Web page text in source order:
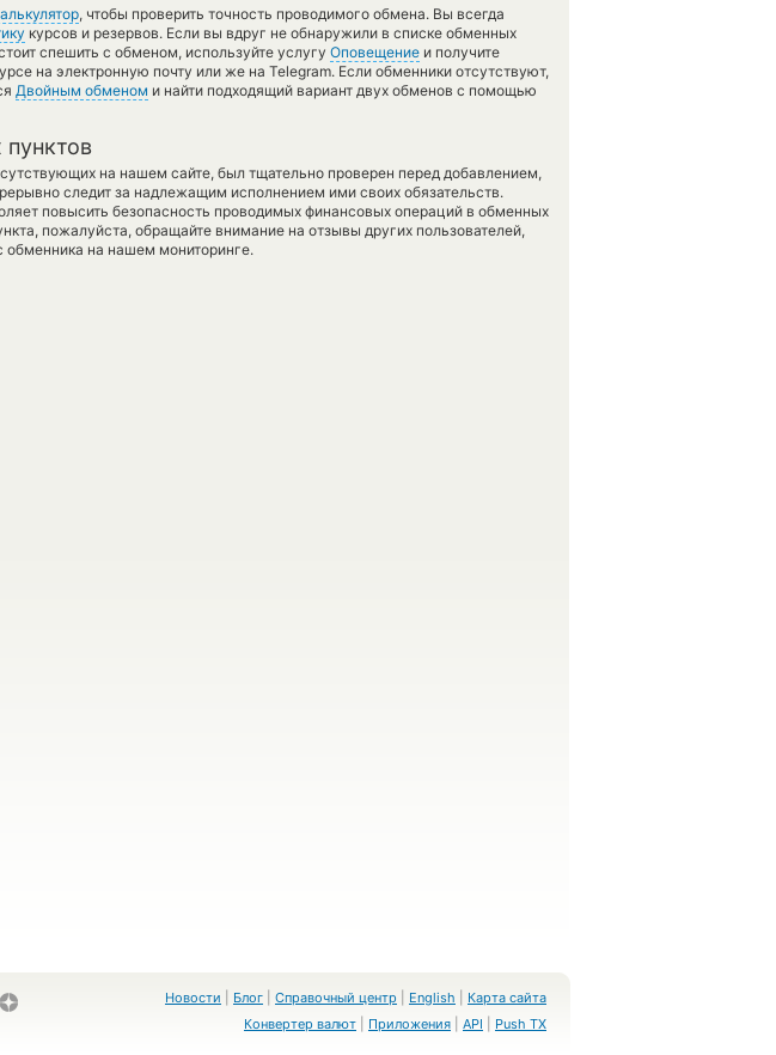
, чтобы проверить точность проводимого обмена. Вы всегда
курсов и резервов. Если вы вдруг не обнаружили в списке обменных
спешить с обменом, используйте услугу Оповещение и получите
на электронную почту или же на Telegram. Если обменники отсутствуют,
Двойным обменом и найти подходящий вариант двух обменов с помощью
на нашем сайте, был тщательно проверен перед добавлением,
следит за надлежащим исполнением ими своих обязательств.
повысить безопасность проводимых финансовых операций в обменных
пожалуйста, обращайте внимание на отзывы других пользователей,
обменника на нашем мониторинге.
Новости Блог Справочный центр English
Карта сайта
Конвертер валют
Приложения API Push TX